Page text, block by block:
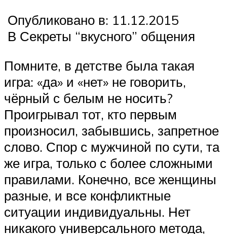
Опубликовано в: 11.12.2015
В Секреты “вкусного” общения
Помните, в детстве была такая
игра: «да» и «нет» не говорить,
чёрный с белым не носить?
Проигрывал тот, кто первым
произносил, забывшись, запретное
слово. Спор с мужчиной по сути, та
же игра, только с более сложными
правилами. Конечно, все женщины
разные, и все конфликтные
ситуации индивидуальны. Нет
никакого универсального метода,